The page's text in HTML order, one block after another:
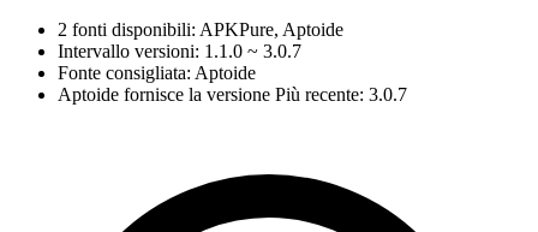
2 fonti disponibili: APKPure, Aptoide
Intervallo versioni: 1.1.0 ~ 3.0.7
Fonte consigliata: Aptoide
Aptoide fornisce la versione Più recente: 3.0.7